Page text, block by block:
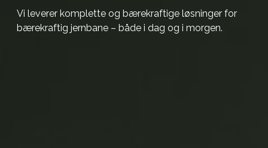
Vi leverer komplette og bærekraftige løsninger for
bærekraftig jernbane – både i dag og i morgen.